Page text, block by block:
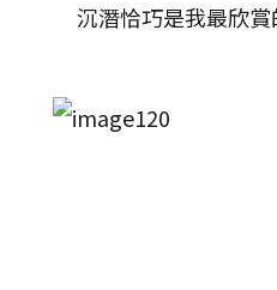
沉潛恰巧是我最欣賞